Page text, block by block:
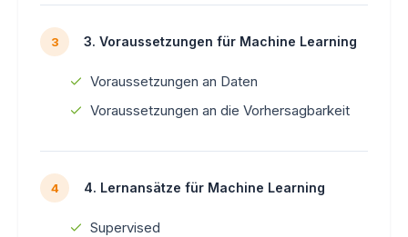
3 3. Voraussetzungen für Machine Learning
Voraussetzungen an Daten
Voraussetzungen an die Vorhersagbarkeit
4 4. Lernansätze für Machine Learning
Supervised